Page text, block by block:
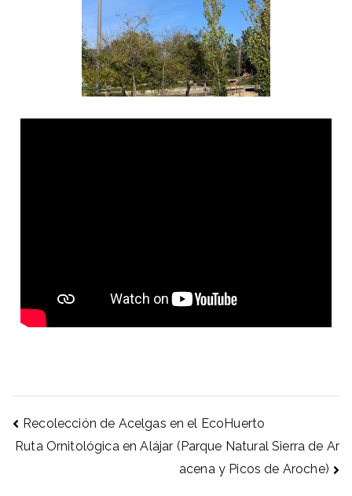
Recolección de Acelgas en el EcoHuerto
Ruta Ornitológica en Alájar (Parque Natural Sierra de Ar
acena y Picos de Aroche)